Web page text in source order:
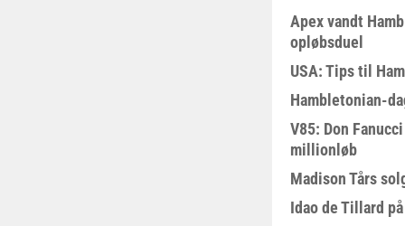
Apex vandt
opløbsduel
USA: Tips til
Hambletonian-
V85: Don
millionløb
Madison Tårs
Idao de Tillard